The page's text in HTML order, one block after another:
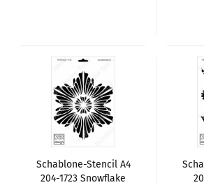
Schablone-Stencil A4
204-1723 Snowflake